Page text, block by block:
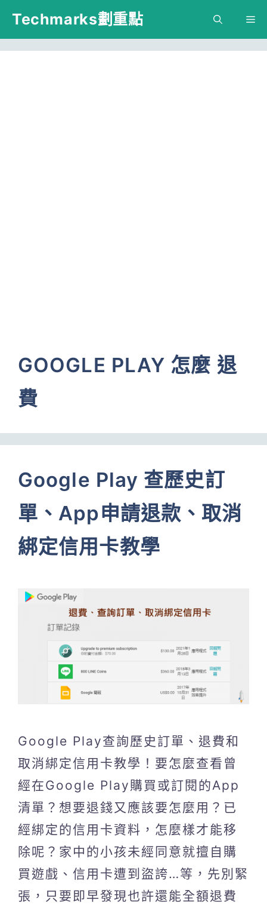
跳
主
Techmarks劃重點
GOOGLE PLAY 怎麼 退
費
Google Play 查歷史訂
單、App申請退款、取消
綁定信用卡教學
Google Play查詢歷史訂單、退費和
取消綁定信用卡教學！要怎麼查看曾
經在Google Play購買或訂閱的App
清單？想要退錢又應該要怎麼用？已
經綁定的信用卡資料，怎麼樣才能移
除呢？家中的小孩未經同意就擅自購
買遊戲、信用卡遭到盜誇…等，先別緊
張，只要即早發現也許還能全額退費